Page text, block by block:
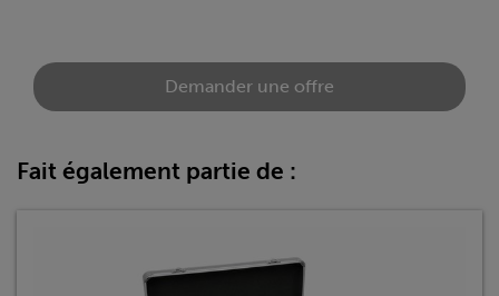
Demander une offre
Fait également partie de :